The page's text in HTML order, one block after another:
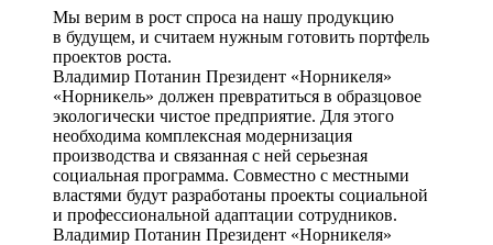
Мы верим в рост спроса на нашу продукцию
в будущем, и считаем нужным готовить портфель
проектов роста.
Владимир Потанин Президент «Норникеля»
«Норникель» должен превратиться в образцовое
экологически чистое предприятие. Для этого
необходима комплексная модернизация
производства и связанная с ней серьезная
социальная программа. Совместно с местными
властями будут разработаны проекты социальной
и профессиональной адаптации сотрудников.
Владимир Потанин Президент «Норникеля»